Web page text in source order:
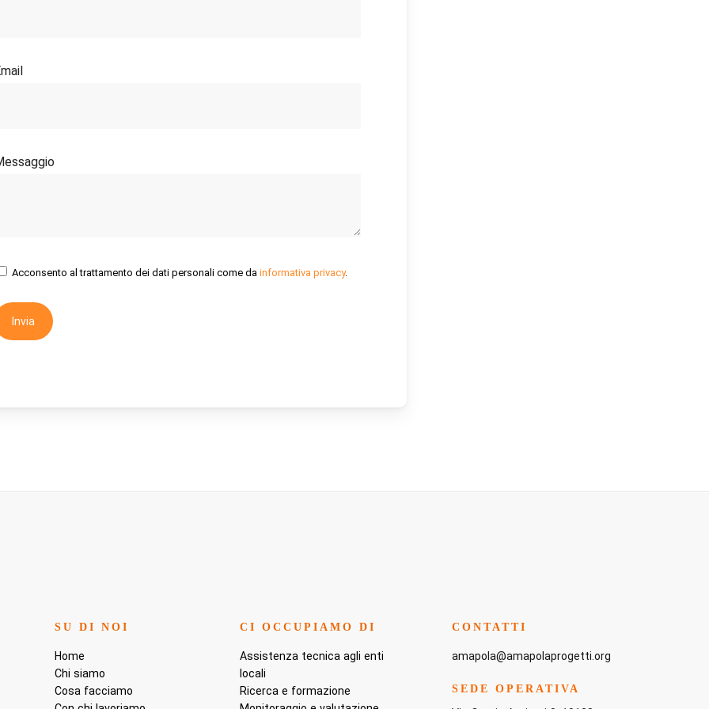
Acconsento al trattamento dei dati personali come dainformativa privacy.
SU DI NOI
Home
Chi siamo
Cosa facciamo
CI OCCUPIAMO DI
Assistenza tecnica agli enti
locali
Ricerca e formazione
CONTATTI
amapola@amapolaprogetti.org
SEDE OPERATIVA